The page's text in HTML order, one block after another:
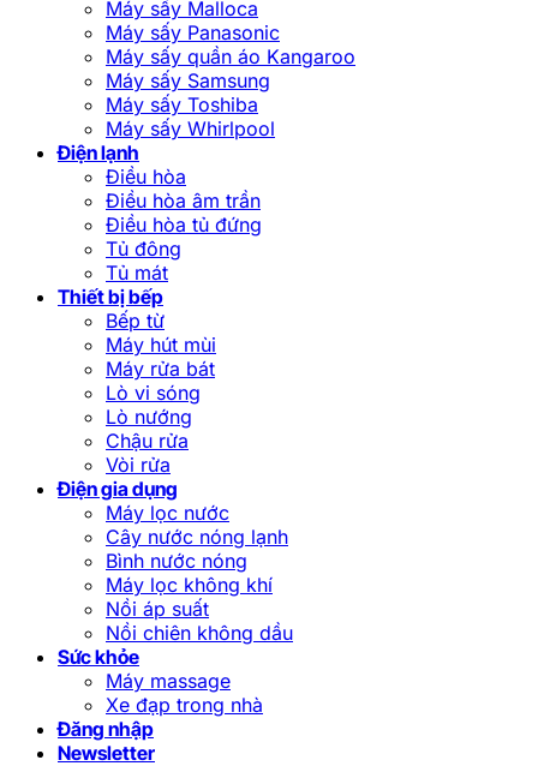
Máy sấy Malloca
Máy sấy Panasonic
Máy sấy quần áo Kangaroo
Máy sấy Samsung
Máy sấy Toshiba
Máy sấy Whirlpool
Điện lạnh
Điều hòa
Điều hòa âm trần
Điều hòa tủ đứng
Tủ đông
Tủ mát
Thiết bị bếp
Bếp từ
Máy hút mùi
Máy rửa bát
Lò vi sóng
Lò nướng
Chậu rửa
Vòi rửa
Điện gia dụng
Máy lọc nước
Cây nước nóng lạnh
Bình nước nóng
Máy lọc không khí
Nồi áp suất
Nồi chiên không dầu
Sức khỏe
Máy massage
Xe đạp trong nhà
Đăng nhập
Newsletter